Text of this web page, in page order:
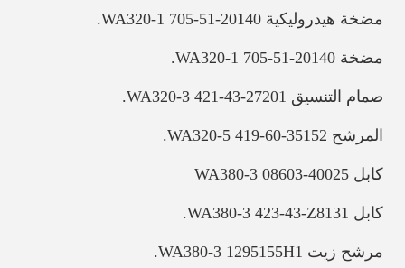
مضخة هيدروليكية WA320-1 705-51-20140.
مضخة WA320-1 705-51-20140.
صمام التنسيق WA320-3 421-43-27201.
المرشح WA320-5 419-60-35152.
كابل WA380-3 08603-40025
كابل WA380-3 423-43-Z8131.
مرشح زيت WA380-3 1295155H1.